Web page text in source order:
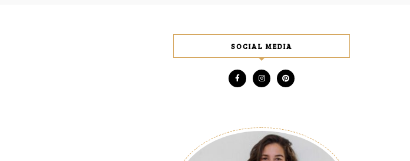
SOCIAL MEDIA